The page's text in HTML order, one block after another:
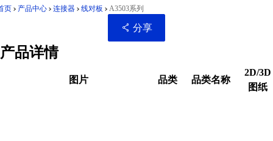
页 产品中心 连接器 线对板 A3503系列
分享
产品详情
图片 品类 品类名称
2D/3D
图纸